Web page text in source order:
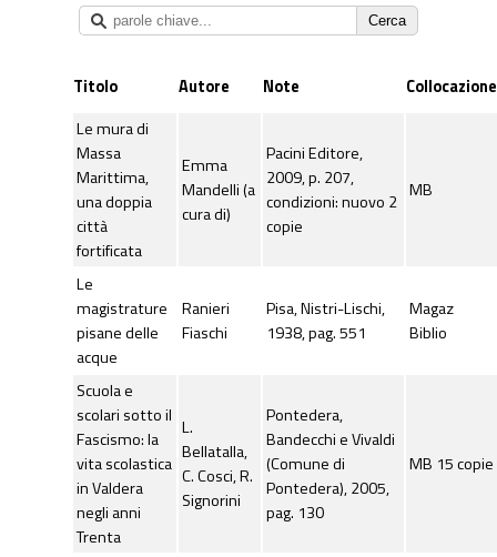
Titolo Autore Note
Collocazione
Le mura di
Massa
Marittima,
una doppia
città
fortificata
Emma
Mandelli (a
cura di)
Pacini Editore,
2009, p. 207,
condizioni: nuovo 2
copie
MB
Le
magistrature
pisane delle
acque
Ranieri
Fiaschi
Pisa, Nistri-Lischi,
1938, pag. 551
Magaz
Biblio
Scuola e
scolari sotto il
Fascismo: la
vita scolastica
in Valdera
negli anni
Trenta
L.
Bellatalla,
C. Cosci, R.
Signorini
Pontedera,
Bandecchi e Vivaldi
(Comune di
Pontedera), 2005,
pag. 130
MB 15 copie